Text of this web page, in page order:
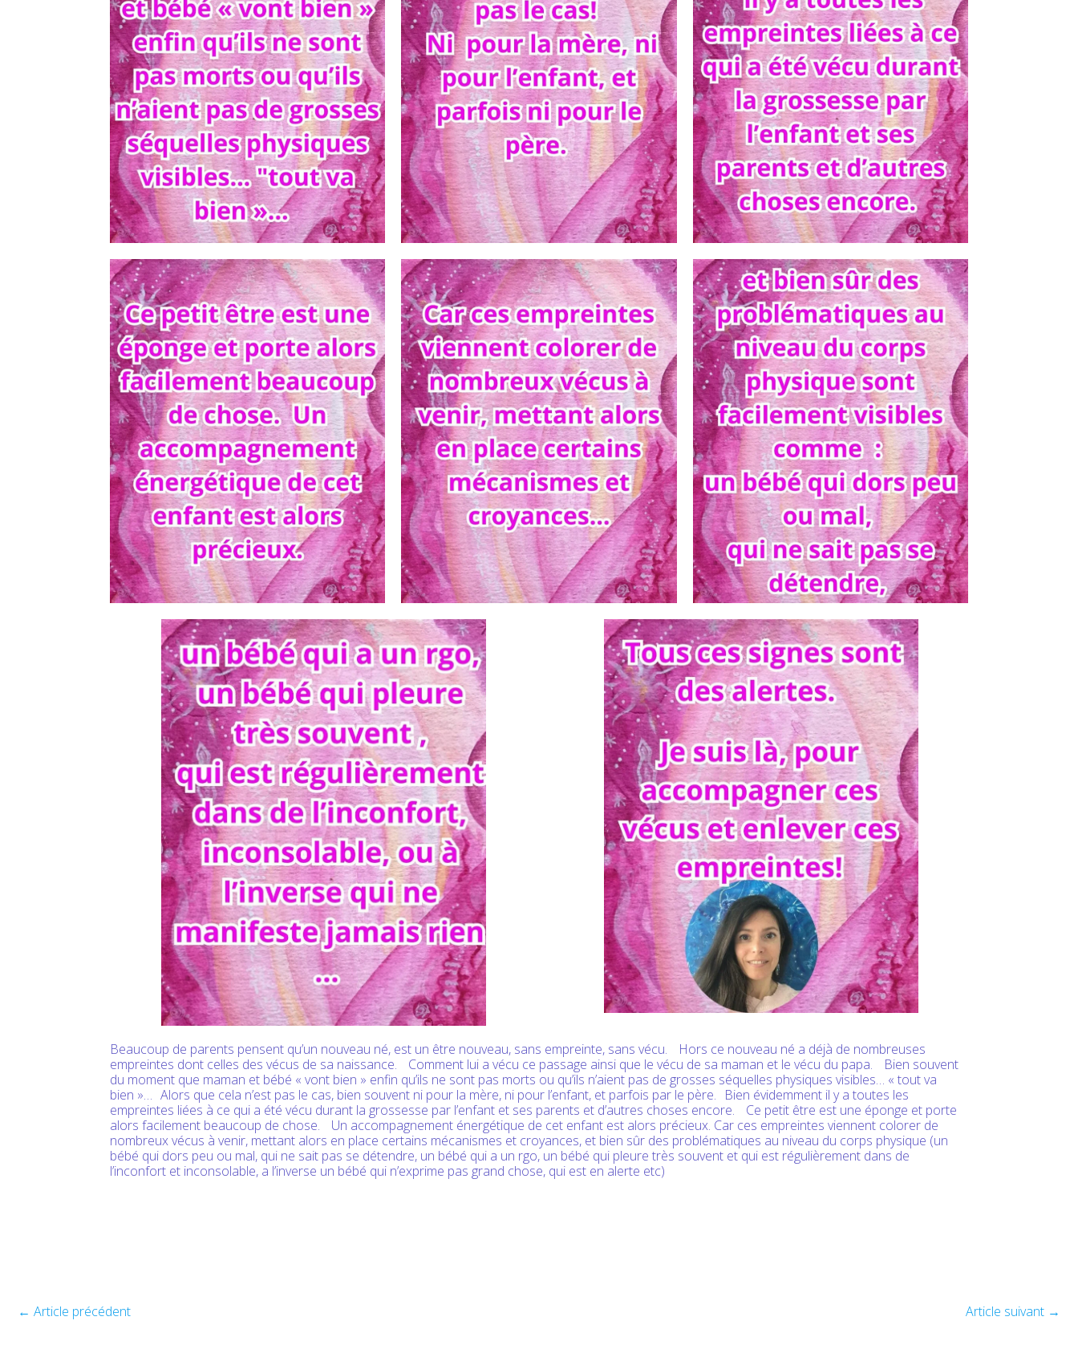
Beaucoup de parents pensent qu’un nouveau né, est un être nouveau, sans empreinte, sans vécu. Hors ce nouveau né a déjà de nombreuses
empreintes dont celles des vécus de sa naissance. Comment lui a vécu ce passage ainsi que le vécu de sa maman et le vécu du papa. Bien souvent
du moment que maman et bébé « vont bien » enfin qu’ils ne sont pas morts ou qu’ils n’aient pas de grosses séquelles physiques visibles… « tout va
bien »… Alors que cela n’est pas le cas, bien souvent ni pour la mère, ni pour l’enfant, et parfois par le père. Bien évidemment il y a toutes les
empreintes liées à ce qui a été vécu durant la grossesse par l’enfant et ses parents et d’autres choses encore. Ce petit être est une éponge et porte
alors facilement beaucoup de chose. Un accompagnement énergétique de cet enfant est alors précieux. Car ces empreintes viennent colorer de
nombreux vécus à venir, mettant alors en place certains mécanismes et croyances, et bien sûr des problématiques au niveau du corps physique (un
bébé qui dors peu ou mal, qui ne sait pas se détendre, un bébé qui a un rgo, un bébé qui pleure très souvent et qui est régulièrement dans de
l’inconfort et inconsolable, a l’inverse un bébé qui n’exprime pas grand chose, qui est en alerte etc)
← Article précédent Article suivant →